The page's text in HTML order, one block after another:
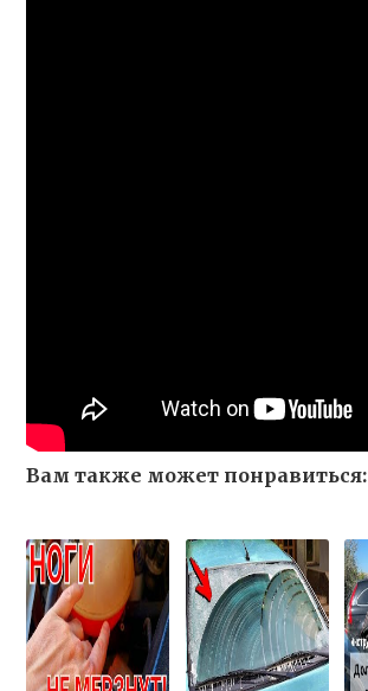
Вам также может понравиться: